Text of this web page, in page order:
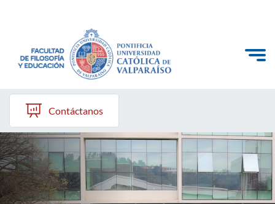
Quiénes somos
Líneas de trabajo 2025-2028
Historia
Proyecto Conocimientos 2030
Contáctanos